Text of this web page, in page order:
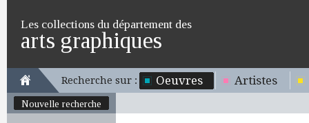
Les collections du département des
arts graphiques
Recherche sur : Oeuvres Artistes
Nouvelle recherche